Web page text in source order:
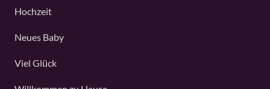
Hochzeit
Neues Baby
Viel Glück